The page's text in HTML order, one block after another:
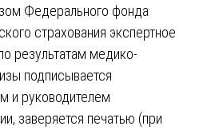
Федерального фонда
страхования экспертное
результатам медико-
подписывается
и руководителем
заверяется печатью (при